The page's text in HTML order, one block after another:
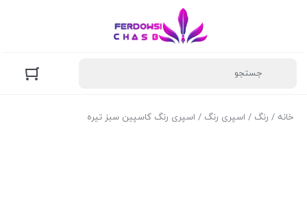
خانه / رنگ / اسپری رنگ / اسپری رنگ کاسپین سبز تیره